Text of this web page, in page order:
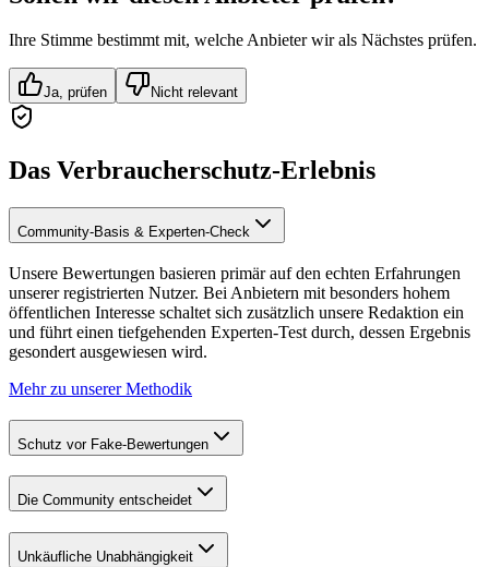
Ihre Stimme bestimmt mit, welche Anbieter wir als Nächstes prüfen.
Ja, prüfen Nicht relevant
Das Verbraucherschutz-Erlebnis
Community-Basis & Experten-Check
Unsere Bewertungen basieren primär auf den echten Erfahrungen
unserer registrierten Nutzer. Bei Anbietern mit besonders hohem
öffentlichen Interesse schaltet sich zusätzlich unsere Redaktion ein
und führt einen tiefgehenden Experten-Test durch, dessen Ergebnis
gesondert ausgewiesen wird.
Mehr zu unserer Methodik
Schutz vor Fake-Bewertungen
Die Community entscheidet
Unkäufliche Unabhängigkeit